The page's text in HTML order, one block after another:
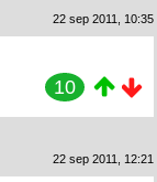
22 sep 2011, 10:35
10
22 sep 2011, 12:21